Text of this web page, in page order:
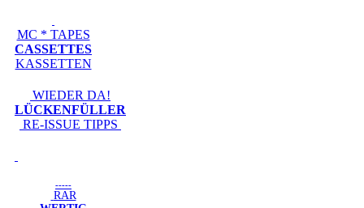
MC * TAPES
CASSETTES
KASSETTEN
WIEDER DA!
LÜCKENFÜLLER
RE-ISSUE TIPPS
-----
RAR